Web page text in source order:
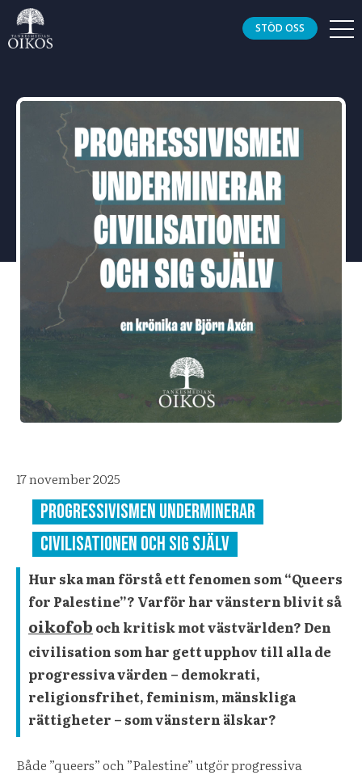
STÖD OSS
17 november 2025
Progressivismen underminerar
civilisationen och sig själv
Hur ska man förstå ett fenomen som “Queers
for Palestine”? Varför har vänstern blivit så
oikofob och kritisk mot västvärlden? Den
civilisation som har gett upphov till alla de
progressiva värden – demokrati,
religionsfrihet, feminism, mänskliga
rättigheter – som vänstern älskar?
Både ”queers” och ”Palestine” utgör progressiva